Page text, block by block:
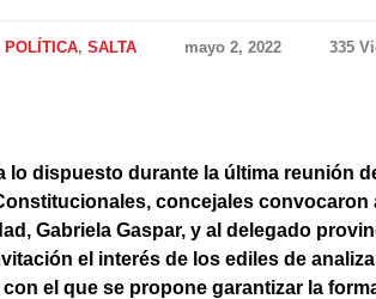
POLÍTICA, SALTA mayo 2, 2022 335
lo dispuesto durante la última reunión
concejales convocaron
Gabriela Gaspar, y al delegado
el interés de los ediles de
con el que se propone garantizar la